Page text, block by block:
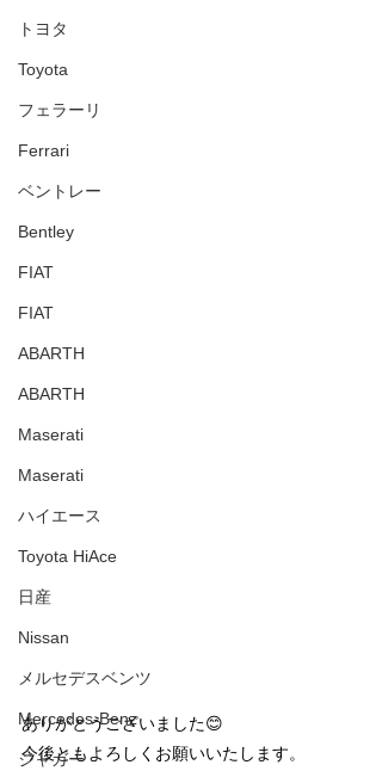
トヨタ
Toyota
フェラーリ
Ferrari
ベントレー
Bentley
FIAT
FIAT
ABARTH
ABARTH
Maserati
Maserati
ハイエース
Toyota HiAce
日産
Nissan
メルセデスベンツ
Mercedes-Benz
ジャガー
ありがとうございました😊
今後ともよろしくお願いいたします。